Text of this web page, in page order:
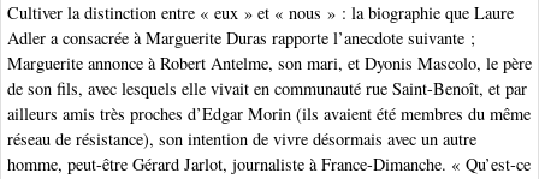
Cultiver la distinction entre « eux » et « nous » : la biographie que Laure
Adler a consacrée à Marguerite Duras rapporte l’anecdote suivante ;
Marguerite annonce à Robert Antelme, son mari, et Dyonis Mascolo, le père
de son fils, avec lesquels elle vivait en communauté rue Saint-Benoît, et par
ailleurs amis très proches d’Edgar Morin (ils avaient été membres du même
réseau de résistance), son intention de vivre désormais avec un autre
homme, peut-être Gérard Jarlot, journaliste à France-Dimanche. « Qu’est-ce